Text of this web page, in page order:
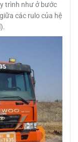
trình như ở bước
các rulo của hệ